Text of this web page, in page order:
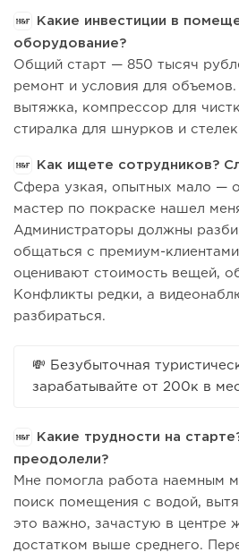
Какие инвестиции в
оборудование?
Общий старт — 850 тысяч
ремонт и условия для объемов.
вытяжка, компрессор для
стиралка для шнурков и
Как ищете сотрудников?
Сфера узкая, опытных мало —
мастер по покраске нашел
Администраторы должны
общаться с премиум-
оценивают стоимость вещей,
Конфликты редки, а
разбираться.
💸 Безубыточная
зарабатывайте от 200к в
Какие трудности на
преодолели?
Мне помогла работа наемным
поиск помещения с водой,
это важно, зачастую в центре
достатком выше среднего.